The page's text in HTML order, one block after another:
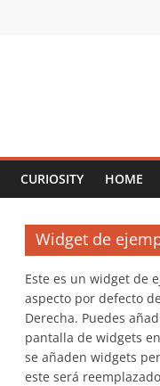
CURIOSITY HOME
Widget de
Este es un widget de
aspecto por defecto
Derecha. Puedes
pantalla de widgets
se añaden widgets
este será